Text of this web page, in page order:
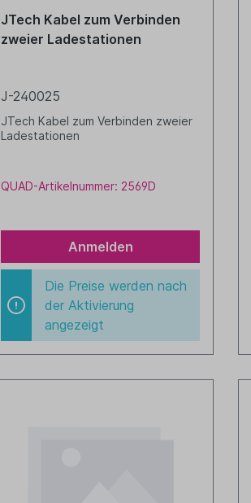
JTech Kabel zum Verbinden
zweier Ladestationen
J-240025
JTech Kabel zum Verbinden zweier
Ladestationen
QUAD-Artikelnummer: 2569D
Anmelden
Die Preise werden nach
der Aktivierung
angezeigt